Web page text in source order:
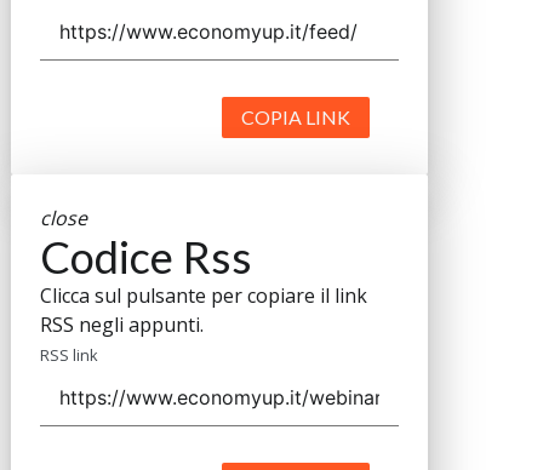
COPIA LINK
close
Codice Rss
Clicca sul pulsante per copiare il link
RSS negli appunti.
RSS link